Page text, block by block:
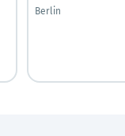
Berlin